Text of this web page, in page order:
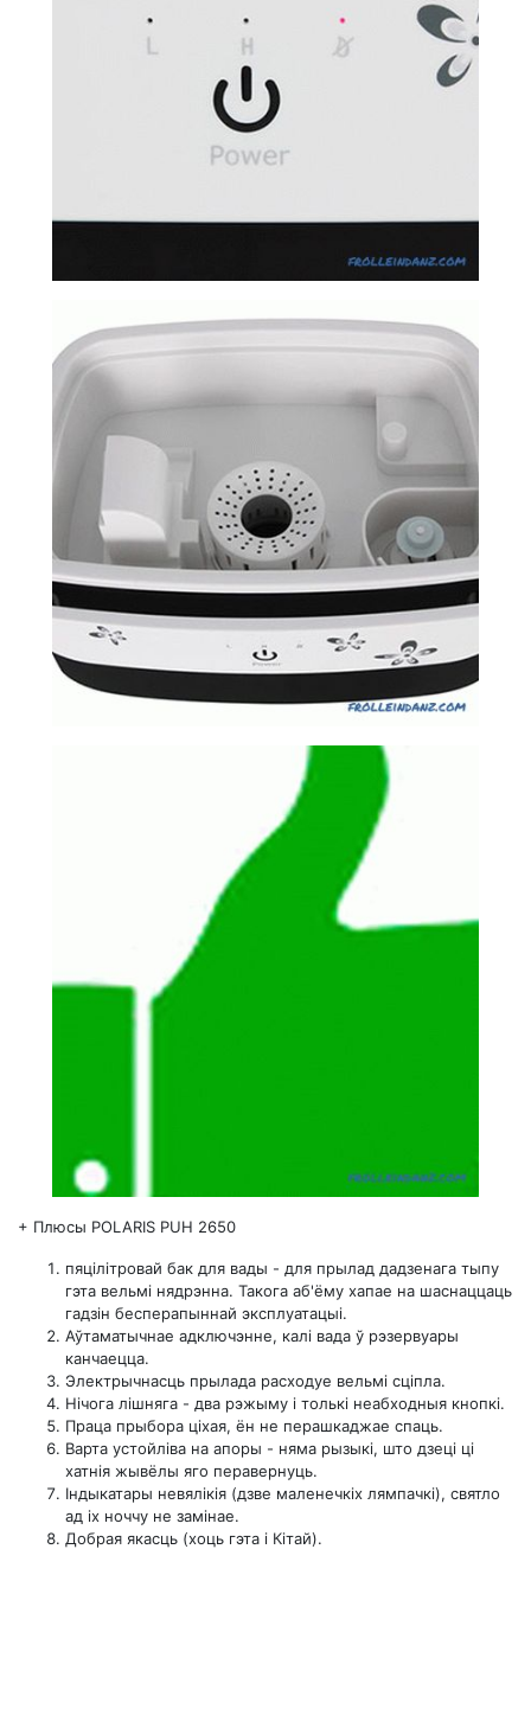
+ Плюсы POLARIS PUH 2650
пяцілітровай бак для вады - для прылад дадзенага тыпу
гэта вельмі нядрэнна. Такога аб'ёму хапае на шаснаццаць
гадзін бесперапыннай эксплуатацыі.
Аўтаматычнае адключэнне, калі вада ў рэзервуары
канчаецца.
Электрычнасць прылада расходуе вельмі сціпла.
Нічога лішняга - два рэжыму і толькі неабходныя кнопкі.
Праца прыбора ціхая, ён не перашкаджае спаць.
Варта устойліва на апоры - няма рызыкі, што дзеці ці
хатнія жывёлы яго перавернуць.
Індыкатары невялікія (дзве маленечкіх лямпачкі), святло
ад іх ноччу не замінае.
Добрая якасць (хоць гэта і Кітай).